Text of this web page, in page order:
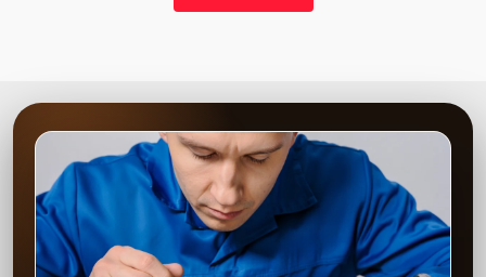
Запчасти в наличии— оригинальные детали и
Гарантия качества— надежная работа после
ремонта.
Сервисный центр обеспечивает качественное выполнение всех
работ с гарантией на замененные детали и выполненные услуги.
Опытные мастера восстанавливают работу устройства,